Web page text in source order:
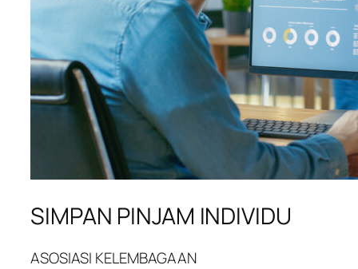
SIMPAN PINJAM INDIVIDU
ASOSIASI KELEMBAGAAN